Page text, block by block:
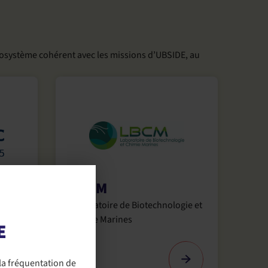
cohérent avec les missions d’UBSIDE, au
LBCM
Laboratoire de Biotechnologie et
Chimie Marines
fréquentation de